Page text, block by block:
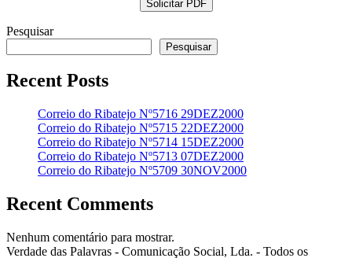
Pesquisar
Pesquisar
Recent Posts
Correio do Ribatejo Nº5716 29DEZ2000
Correio do Ribatejo Nº5715 22DEZ2000
Correio do Ribatejo Nº5714 15DEZ2000
Correio do Ribatejo Nº5713 07DEZ2000
Correio do Ribatejo Nº5709 30NOV2000
Recent Comments
Nenhum comentário para mostrar.
Verdade das Palavras - Comunicação Social, Lda. - Todos os